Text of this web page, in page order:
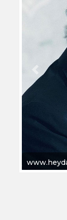
Previous